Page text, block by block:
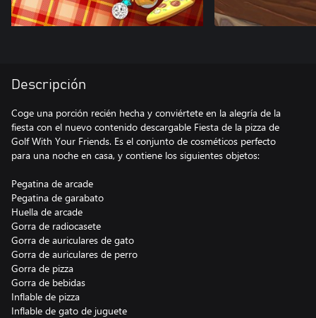
Descripción
Coge una porción recién hecha y conviértete en la alegría de la
fiesta con el nuevo contenido descargable Fiesta de la pizza de
Golf With Your Friends. Es el conjunto de cosméticos perfecto
para una noche en casa, y contiene los siguientes objetos:
Pegatina de arcade
Pegatina de garabato
Huella de arcade
Gorra de radiocasete
Gorra de auriculares de gato
Gorra de auriculares de perro
Gorra de pizza
Gorra de bebidas
Inflable de pizza
Inflable de gato de juguete